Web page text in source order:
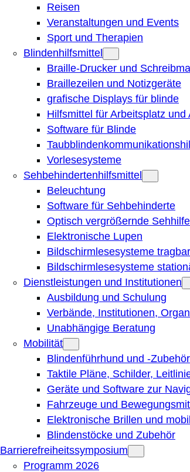
Reisen
Veranstaltungen und Events
Sport und Therapien
Blindenhilfsmittel
Braille-Drucker und
Braillezeilen und Notizgeräte
grafische Displays für blinde
Hilfsmittel für Arbeitsplatz und
Software für Blinde
Vorlesesysteme
Sehbehindertenhilfsmittel
Beleuchtung
Software für Sehbehinderte
Optisch vergrößernde
Elektronische Lupen
Bildschirmlesesysteme tragbar
Bildschirmlesesysteme
Dienstleistungen und Institutionen
Ausbildung und Schulung
Verbände, Institutionen,
Unabhängige Beratung
Mobilität
Blindenführhund und -Zubehör
Taktile Pläne, Schilder,
Geräte und Software zur
Fahrzeuge und
Elektronische Brillen und
Blindenstöcke und Zubehör
Barrierefreiheitssymposium
Programm 2026